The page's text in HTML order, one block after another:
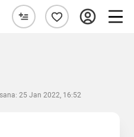
25 Jan 2022, 16:52